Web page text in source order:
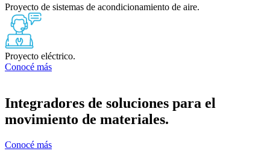
Proyecto de sistemas de acondicionamiento de aire.
Proyecto eléctrico.
Conocé más
Integradores de soluciones para el
movimiento de materiales.
Conocé más